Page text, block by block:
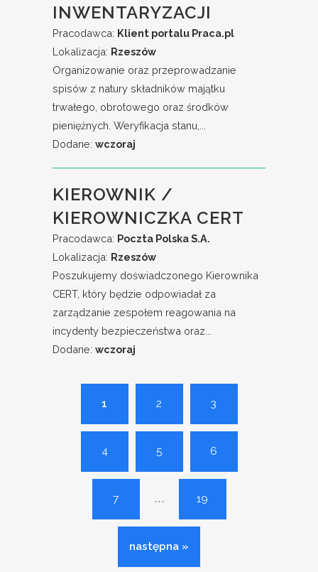
INWENTARYZACJI
Pracodawca: Klient portalu Praca.pl
Lokalizacja: Rzeszów
Organizowanie oraz przeprowadzanie
spisów z natury składników majątku
trwałego, obrotowego oraz środków
pieniężnych. Weryfikacja stanu,...
Dodane: wczoraj
KIEROWNIK /
KIEROWNICZKA CERT
Pracodawca: Poczta Polska S.A.
Lokalizacja: Rzeszów
Poszukujemy doświadczonego Kierownika
CERT, który będzie odpowiadał za
zarządzanie zespołem reagowania na
incydenty bezpieczeństwa oraz...
Dodane: wczoraj
1 2 3
4 5 6
7 ... 19
następna »